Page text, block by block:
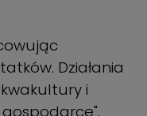
Działania
i